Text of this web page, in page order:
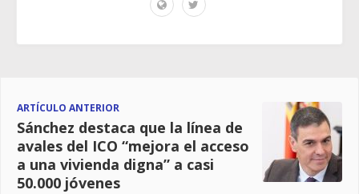
ARTÍCULO ANTERIOR
Sánchez destaca que la línea de
avales del ICO “mejora el acceso
a una vivienda digna” a casi
50.000 jóvenes